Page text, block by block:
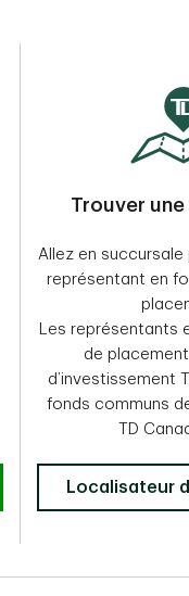
Trouver
Allez en
représentant en
Les représentants
de
d’investissement
fonds communs
TD
Localisateur